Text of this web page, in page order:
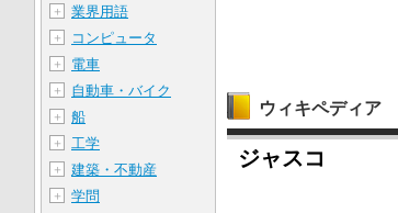
ウィキペディア
ジャスコ
＋ 業界用語
＋ コンピュータ
＋ 電車
＋ 自動車・バイク
＋ 船
＋ 工学
＋ 建築・不動産
＋ 学問